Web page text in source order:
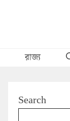
রাজ্য
Search